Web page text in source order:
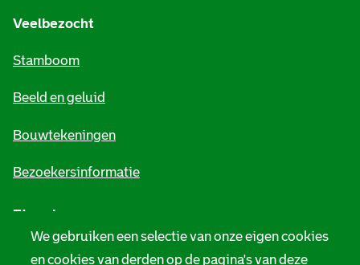
We gebruiken een selectie van onze eigen cookies
en cookies van derden op de pagina's van deze
m
Veelbezocht
Stamboom
Beeld en geluid
Bouwtekeningen
Bezoekersinformatie
Zie ook